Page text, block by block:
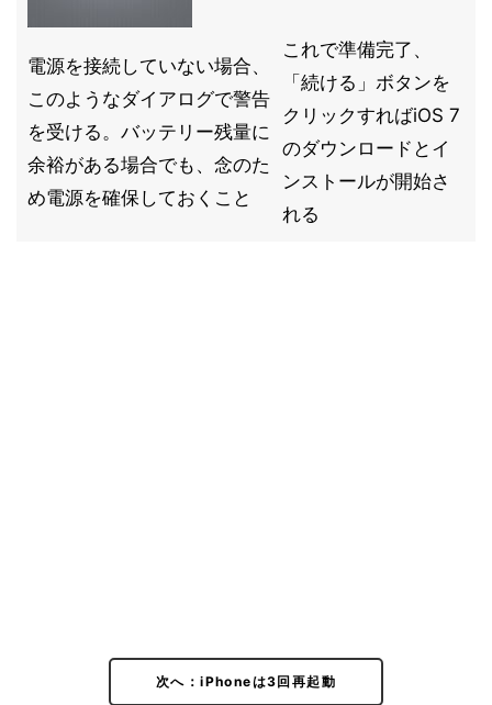
電源を接続していない場合、
このようなダイアログで警告
を受ける。バッテリー残量に
余裕がある場合でも、念のた
め電源を確保しておくこと
これで準備完了、
「続ける」ボタンを
クリックすればiOS 7
のダウンロードとイ
ンストールが開始さ
れる
次へ：iPhoneは3回再起動